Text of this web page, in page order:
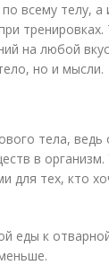
всему телу, а
тренировках.
на любой
но и мысли.
тела,
в
для тех, кто
еды к